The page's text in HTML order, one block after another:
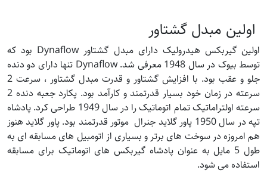
اولین مبدل گشتاور
اولین گیربکس هیدرولیک دارای مبدل گشتاور Dynaflow بود که
توسط بیوک در سال 1948 معرفی شد. Dynaflow تنها دارای دو دنده
جلو و عقب بود. با افزایش گشتاور و قدرت مبدل گشتاور ، سرعت 2
سرعته در زمان خود بسیار قدرتمند و کارآمد بود. پکارد جعبه دنده 2
سرعته اولتراماتیک تمام اتوماتیک را در سال 1949 طراحی کرد. پادشاه
تپه در سال 1950 پاور گلاید جنرال موتور قدرتمند بود. پاور گلاید هنوز
هم امروزه در سوخت های برتر و بسیاری از اتومبیل های مسابقه ای به
طول 5 مایل به عنوان پادشاه گیربکس های اتوماتیک برای مسابقه
استفاده می شود.